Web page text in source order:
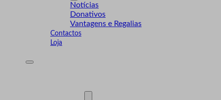
Notícias
Donativos
Vantagens e Regalias
Contactos
Loja